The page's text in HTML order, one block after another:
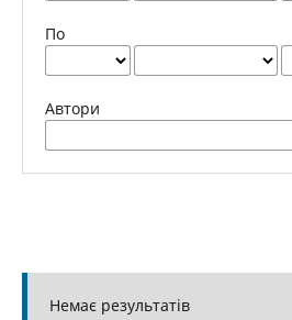
По
Автори
Немає результатів